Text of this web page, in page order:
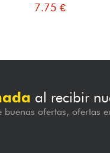
7.75 €
al recibir
ofertas, ofertas